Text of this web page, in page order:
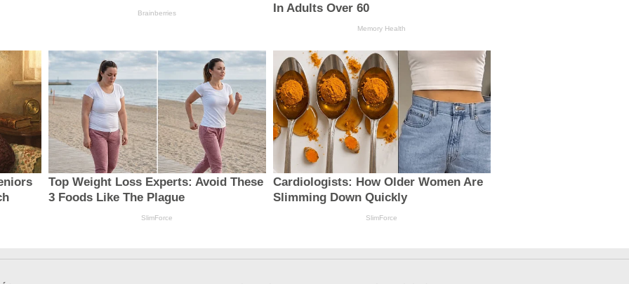
Brainberries
In Adults Over 60
Memory Health
Top Weight Loss Experts: Avoid These
3 Foods Like The Plague
SlimForce
Cardiologists: How Older Women Are
Slimming Down Quickly
SlimForce